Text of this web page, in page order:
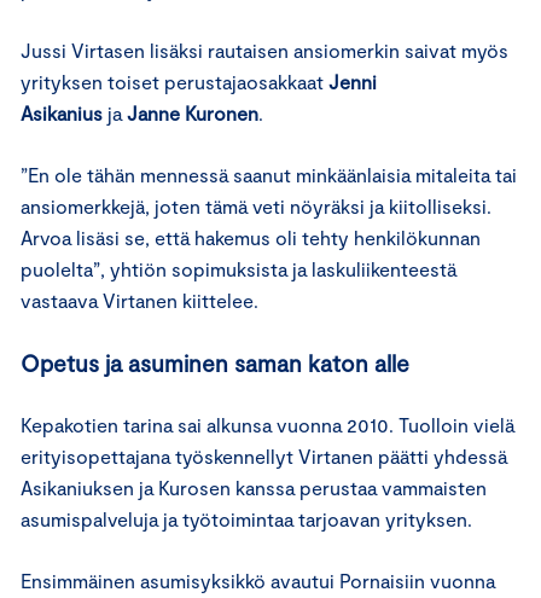
Jussi Virtasen lisäksi rautaisen ansiomerkin saivat myös
yrityksen toiset perustajaosakkaat Jenni
Asikanius ja Janne Kuronen.
”En ole tähän mennessä saanut minkäänlaisia mitaleita tai
ansiomerkkejä, joten tämä veti nöyräksi ja kiitolliseksi.
Arvoa lisäsi se, että hakemus oli tehty henkilökunnan
puolelta”, yhtiön sopimuksista ja laskuliikenteestä
vastaava Virtanen kiittelee.
Opetus ja asuminen saman katon alle
Kepakotien tarina sai alkunsa vuonna 2010. Tuolloin vielä
erityisopettajana työskennellyt Virtanen päätti yhdessä
Asikaniuksen ja Kurosen kanssa perustaa vammaisten
asumispalveluja ja työtoimintaa tarjoavan yrityksen.
Ensimmäinen asumisyksikkö avautui Pornaisiin vuonna